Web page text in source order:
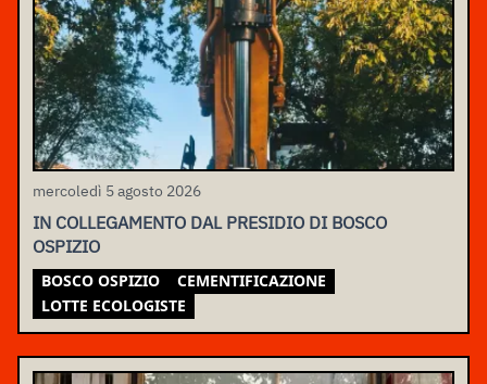
mercoledì 5 agosto 2026
IN COLLEGAMENTO DAL PRESIDIO DI BOSCO
OSPIZIO
BOSCO OSPIZIO
CEMENTIFICAZIONE
LOTTE ECOLOGISTE